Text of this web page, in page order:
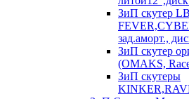
ЗиП скутер
зад.аморт.,
ЗиП скутер
(OMAKS,
ЗиП скутеры